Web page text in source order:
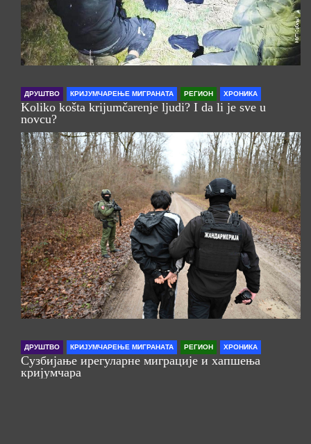
ДРУШТВО КРИЈУМЧАРЕЊЕ МИГРАНАТА РЕГИОН ХРОНИКА
Koliko košta krijumčarenje ljudi? I da li je sve u
novcu?
ДРУШТВО КРИЈУМЧАРЕЊЕ МИГРАНАТА РЕГИОН ХРОНИКА
Сузбијање ирегуларне миграције и хапшења
кријумчара